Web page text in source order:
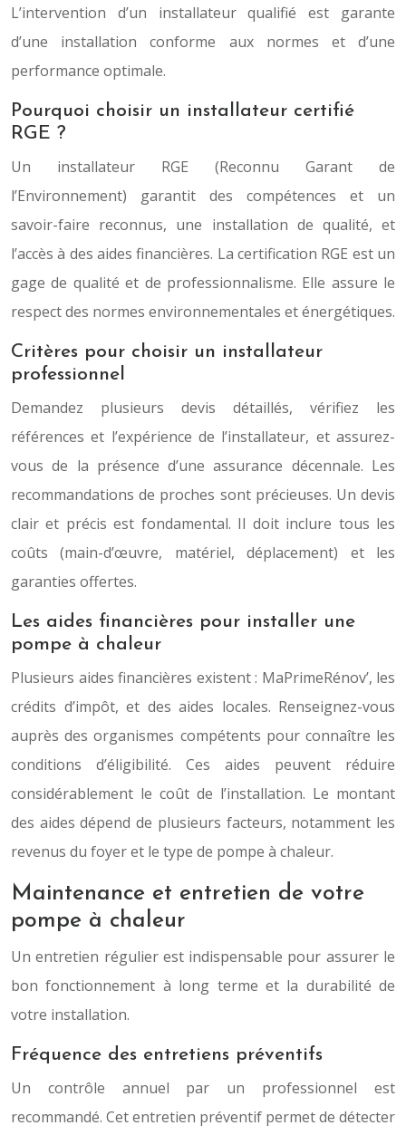
L’intervention d’un installateur qualifié est garante
d’une installation conforme aux normes et d’une
performance optimale.
Pourquoi choisir un installateur certifié
RGE ?
Un installateur RGE (Reconnu Garant de
l’Environnement) garantit des compétences et un
savoir-faire reconnus, une installation de qualité, et
l’accès à des aides financières. La certification RGE est un
gage de qualité et de professionnalisme. Elle assure le
respect des normes environnementales et énergétiques.
Critères pour choisir un installateur
professionnel
Demandez plusieurs devis détaillés, vérifiez les
références et l’expérience de l’installateur, et assurez-
vous de la présence d’une assurance décennale. Les
recommandations de proches sont précieuses. Un devis
clair et précis est fondamental. Il doit inclure tous les
coûts (main-d’œuvre, matériel, déplacement) et les
garanties offertes.
Les aides financières pour installer une
pompe à chaleur
Plusieurs aides financières existent : MaPrimeRénov’, les
crédits d’impôt, et des aides locales. Renseignez-vous
auprès des organismes compétents pour connaître les
conditions d’éligibilité. Ces aides peuvent réduire
considérablement le coût de l’installation. Le montant
des aides dépend de plusieurs facteurs, notamment les
revenus du foyer et le type de pompe à chaleur.
Maintenance et entretien de votre
pompe à chaleur
Un entretien régulier est indispensable pour assurer le
bon fonctionnement à long terme et la durabilité de
votre installation.
Fréquence des entretiens préventifs
Un contrôle annuel par un professionnel est
recommandé. Cet entretien préventif permet de détecter